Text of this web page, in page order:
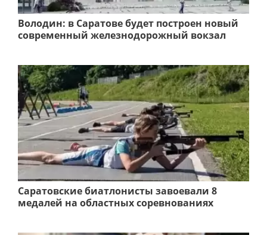
Володин: в Саратове будет построен новый
современный железнодорожный вокзал
Саратовские биатлонисты завоевали 8
медалей на областных соревнованиях